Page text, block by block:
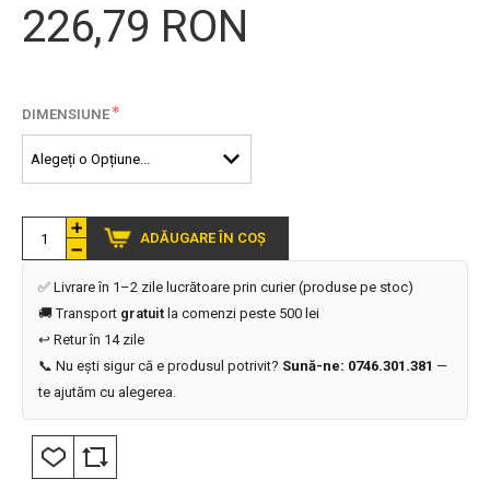
226,79 RON
*
DIMENSIUNE
ADĂUGARE ÎN COȘ
✅ Livrare în 1–2 zile lucrătoare prin curier (produse pe stoc)
🚚 Transport gratuit la comenzi peste 500 lei
↩️ Retur în 14 zile
📞 Nu ești sigur că e produsul potrivit? Sună-ne: 0746.301.381 —
te ajutăm cu alegerea.